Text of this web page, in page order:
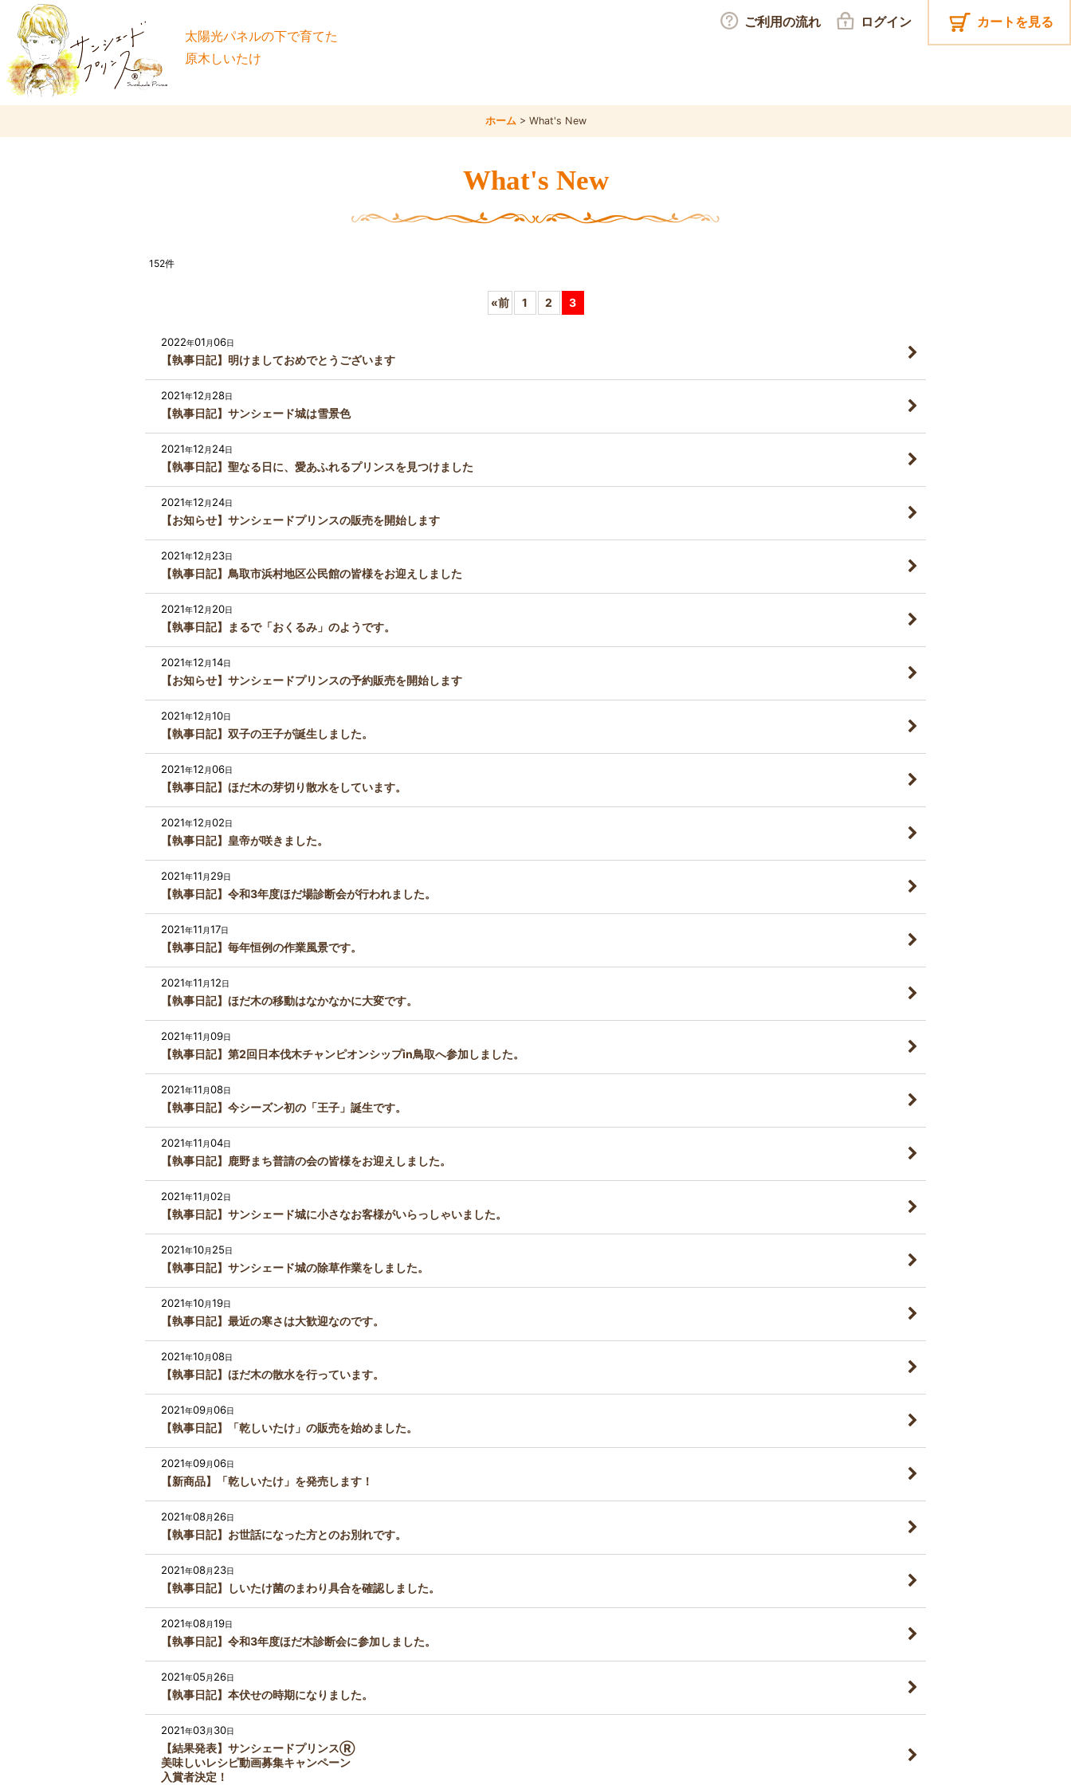
太陽光パネルの下で育てた
原木しいたけ
ご利用の流れ ログイン カートを見る
ホーム > What's New
What's New
152件
«前 1 2 3
2022年01 月06日
【執事日記】明けましておめでとうございます
2021年12 月 28日
【執事日記】サンシェード城は雪景色
2021年12 月 24日
【執事日記】聖なる日に、愛あふれるプリンスを見つけました
2021年12 月 24日
【お知らせ】サンシェードプリンスの販売を開始します
2021年12 月 23日
【執事日記】鳥取市浜村地区公民館の皆様をお迎えしました
2021年12 月 20日
【執事日記】まるで「おくるみ」のようです。
2021年12 月14日
【お知らせ】サンシェードプリンスの予約販売を開始します
2021年12 月10日
【執事日記】双子の王子が誕生しました。
2021年12 月06日
【執事日記】ほだ木の芽切り散水をしています。
2021年12 月02日
【執事日記】皇帝が咲きました。
2021年11 月 29日
【執事日記】令和3年度ほだ場診断会が行われました。
2021年11 月17日
【執事日記】毎年恒例の作業風景です。
2021年11 月12日
【執事日記】ほだ木の移動はなかなかに大変です。
2021年11 月09日
【執事日記】第2回日本伐木チャンピオンシップin鳥取へ参加しました。
2021年11 月08日
【執事日記】今シーズン初の「王子」誕生です。
2021年11 月04日
【執事日記】鹿野まち普請の会の皆様をお迎えしました。
2021年11 月02日
【執事日記】サンシェード城に小さなお客様がいらっしゃいました。
2021年10月 25日
【執事日記】サンシェード城の除草作業をしました。
2021年10月19日
【執事日記】最近の寒さは大歓迎なのです。
2021年10月08日
【執事日記】ほだ木の散水を行っています。
2021年09月06日
【執事日記】「乾しいたけ」の販売を始めました。
2021年09月06日
【新商品】「乾しいたけ」を発売します！
2021年08月 26日
【執事日記】お世話になった方とのお別れです。
2021年08月 23日
【執事日記】しいたけ菌のまわり具合を確認しました。
2021年08月19日
【執事日記】令和3年度ほだ木診断会に参加しました。
2021年05 月 26日
【執事日記】本伏せの時期になりました。
2021年03月 30日
【結果発表】サンシェードプリンスⓇ
美味しいレシピ動画募集キャンペーン
入賞者決定！